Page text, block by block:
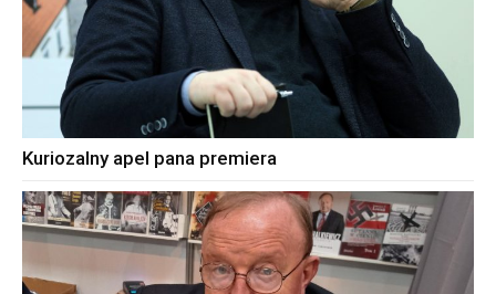
Kuriozalny apel pana premiera